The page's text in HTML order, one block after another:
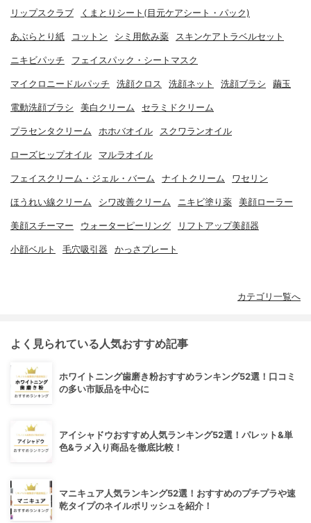
リップスクラブ くまとりシート(目元ケアシート・パック)
あぶらとり紙 コットン シミ用飲み薬 スキンケアトラベルセット
ニキビパッチ フェイスパック・シートマスク
マイクロニードルパッチ 洗顔クロス 洗顔ネット 洗顔ブラシ 繭玉
電動洗顔ブラシ 美白クリーム セラミドクリーム
プラセンタクリーム ホホバオイル スクワランオイル
ローズヒップオイル マルラオイル
フェイスクリーム・ジェル・バーム ナイトクリーム ワセリン
ほうれい線クリーム シワ改善クリーム ニキビ塗り薬 美顔ローラー
美顔スチーマー ウォーターピーリング リフトアップ美顔器
小顔ベルト 毛穴吸引器 かっさプレート
カテゴリ一覧へ
よく見られている人気おすすめ記事
ホワイトニング歯磨き粉おすすめランキング52選！口コミ
の多い市販品を中心に
アイシャドウおすすめ人気ランキング52選！パレット&単
色&ラメ入り商品を徹底比較！
マニキュア人気ランキング52選！おすすめのプチプラや速
乾タイプのネイルポリッシュを紹介！